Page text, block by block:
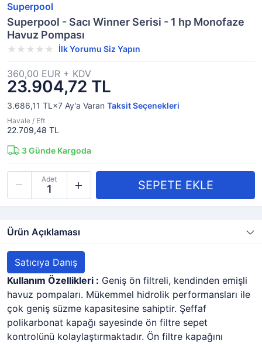
Superpool
Superpool - Sacı Winner Serisi - 1 hp Monofaze
Havuz Pompası
İlk Yorumu Siz Yapın
23.904,72 TL
360,00 EUR + KDV
3.686,11 TL×7 Ay'a Varan Taksit Seçenekleri
Havale / Eft
22.709,48 TL
3Günde Kargoda
Adet
Ürün Açıklaması
Satıcıya Danış
Kullanım Özellikleri : Geniş ön filtreli, kendinden emişli
havuz pompaları. Mükemmel hidrolik performansları ile
çok geniş süzme kapasitesine sahiptir. Şeffaf
polikarbonat kapağı sayesinde ön filtre sepet
kontrolünü kolaylaştırmaktadır. Ön filtre kapağını